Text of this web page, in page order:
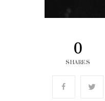
0
SHARES